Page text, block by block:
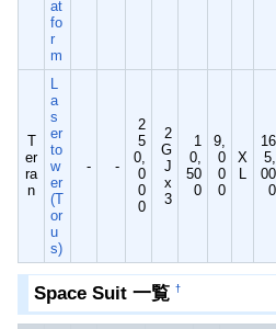
at
fo
r
m
T
er
ra
n
L
a
s
er
to
w
er
(T
or
u
s)
- -
2
5
0,
0
0
0
2
G
J
x
3
1
0,
50
0
9,
0
0
0
X
L
16
5,
00
0
Space Suit 一覧 †